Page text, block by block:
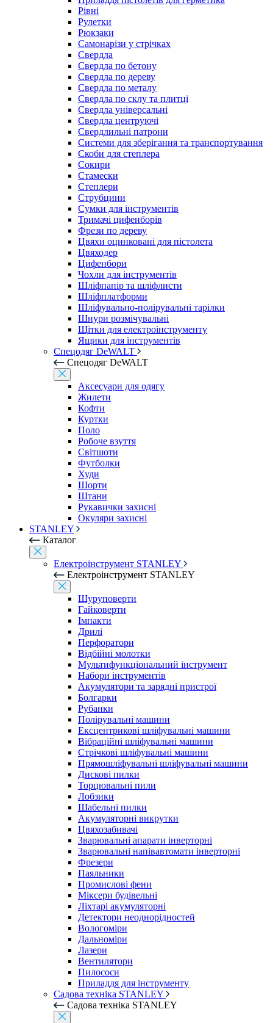
Рівні
Рулетки
Рюкзаки
Самонарізи у стрічках
Свердла
Свердла по бетону
Свердла по дереву
Свердла по металу
Свердла по склу та плитці
Свердла універсальні
Свердла центруючі
Свердлильні патрони
Системи для зберігання та транспортування
Скоби для степлера
Сокири
Стамески
Степлери
Струбцини
Сумки для інструментів
Тримачі цифенборів
Фрези по дереву
Цвяхи оцинковані для пістолета
Цвяходер
Цифенбори
Чохли для інструментів
Шліфпапір та шліфлисти
Шліфплатформи
Шліфувально-полірувальні тарілки
Шнури розмічувальні
Щітки для електроінструменту
Ящики для інструментів
Спецодяг DeWALT
Спецодяг DeWALT
Аксесуари для одягу
Жилети
Кофти
Куртки
Поло
Робоче взуття
Світшоти
Футболки
Худи
Шорти
Штани
Рукавички захисні
Окуляри захисні
STANLEY
Каталог
Електроінструмент STANLEY
Електроінструмент STANLEY
Шуруповерти
Гайковерти
Імпакти
Дрилі
Перфоратори
Відбійні молотки
Мультифункціональний інструмент
Набори інструментів
Акумулятори та зарядні пристрої
Болгарки
Рубанки
Полірувальні машини
Ексцентрикові шліфувальні машини
Вібраційні шліфувальні машини
Стрічкові шліфувальні машини
Прямошліфувальні шліфувальні машини
Дискові пилки
Торцювальні пили
Лобзики
Шабельні пилки
Акумуляторні викрутки
Цвяхозабивачі
Зварювальні апарати інверторні
Зварювальні напівавтомати інверторні
Фрезери
Паяльники
Промислові фени
Міксери будівельні
Ліхтарі акумуляторні
Детектори неоднорідностей
Вологоміри
Дальноміри
Лазери
Вентилятори
Пилососи
Приладдя для інструменту
Садова техніка STANLEY
Садова техніка STANLEY